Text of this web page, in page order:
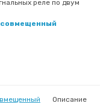
реле по двум
Описание